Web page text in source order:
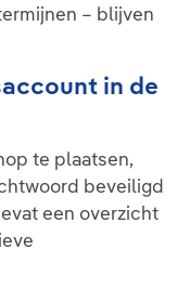
– blijven
in de
te plaatsen,
beveiligd
een overzicht